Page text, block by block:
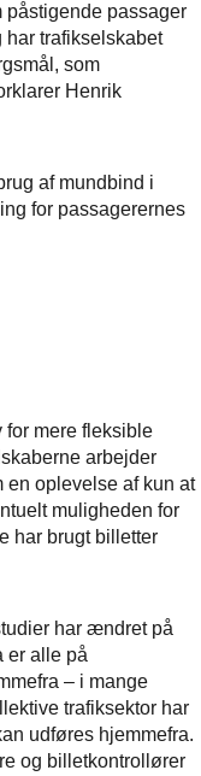
påstigende passager
har trafikselskabet
som
Henrik
af mundbind i
for passagerernes
for mere fleksible
arbejder
en oplevelse af kun at
muligheden for
har brugt billetter
har ændret på
er alle på
– i mange
trafiksektor har
udføres hjemmefra.
og billetkontrollører